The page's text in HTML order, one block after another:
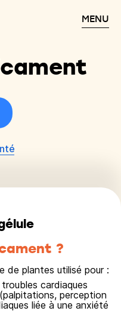
MENU
?
de plantes utilisé pour :
cardiaques
perception
liée à une anxiété